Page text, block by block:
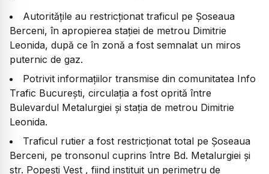
Autoritățile au restricționat traficul pe Șoseaua
Berceni, în apropierea stației de metrou Dimitrie
Leonida, după ce în zonă a fost semnalat un miros
puternic de gaz.
Potrivit informațiilor transmise din comunitatea Info
Trafic București, circulația a fost oprită între
Bulevardul Metalurgiei și stația de metrou Dimitrie
Leonida.
Traficul rutier a fost restricționat total pe Șoseaua
Berceni, pe tronsonul cuprins între Bd. Metalurgiei și
str. Popești Vest , fiind instituit un perimetru de